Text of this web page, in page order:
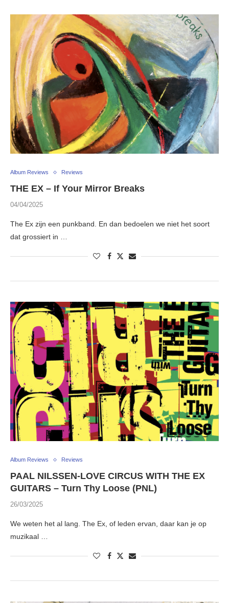
Album Reviews Reviews
THE EX – If Your Mirror Breaks
04/04/2025
The Ex zijn een punkband. En dan bedoelen we niet het soort
dat grossiert in …
Album Reviews Reviews
PAAL NILSSEN-LOVE CIRCUS WITH THE EX
GUITARS – Turn Thy Loose (PNL)
26/03/2025
We weten het al lang. The Ex, of leden ervan, daar kan je op
muzikaal …